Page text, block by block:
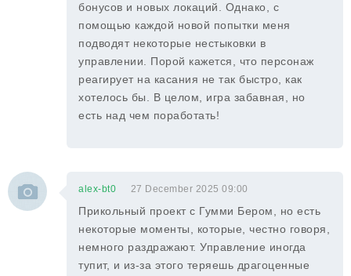
бонусов и новых локаций. Однако, с
помощью каждой новой попытки меня
подводят некоторые нестыковки в
управлении. Порой кажется, что персонаж
реагирует на касания не так быстро, как
хотелось бы. В целом, игра забавная, но
есть над чем поработать!
alex-bt0 27 December 2025 09:00
Прикольный проект с Гумми Бером, но есть
некоторые моменты, которые, честно говоря,
немного раздражают. Управление иногда
тупит, и из-за этого теряешь драгоценные